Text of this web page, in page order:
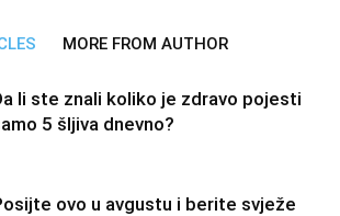
MORE FROM AUTHOR
li ste znali koliko je zdravo pojesti
5 šljiva dnevno?
ovo u avgustu i berite svježe